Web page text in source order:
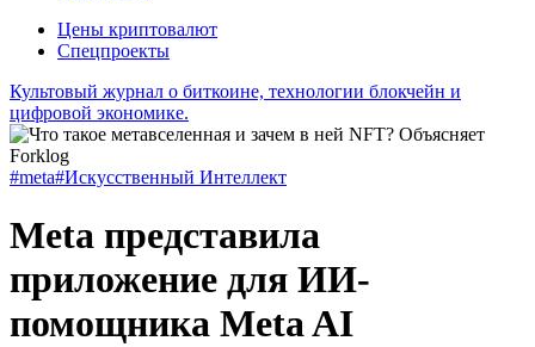
Цены криптовалют
Спецпроекты
Культовый журнал о биткоине, технологии блокчейн и
цифровой экономике.
#meta#Искусственный Интеллект
Meta представила
приложение для ИИ-
помощника Meta AI